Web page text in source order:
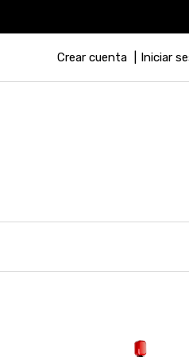
Crear cuenta Iniciar